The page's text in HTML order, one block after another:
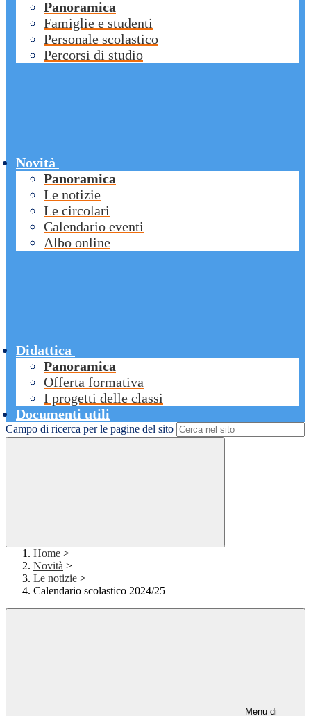
Panoramica
Famiglie e studenti
Personale scolastico
Percorsi di studio
Novità
Panoramica
Le notizie
Le circolari
Calendario eventi
Albo online
Didattica
Panoramica
Offerta formativa
I progetti delle classi
Documenti utili
Campo di ricerca per le pagine del sito
Home >
Novità >
Le notizie >
Calendario scolastico 2024/25
Menu di